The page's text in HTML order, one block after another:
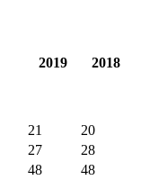
2019 2018
21
20
27
28
48
48